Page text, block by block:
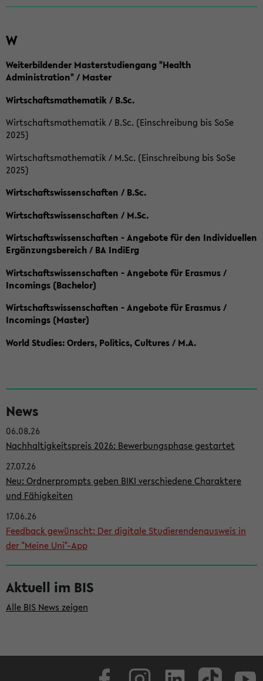
W
Weiterbildender Masterstudiengang "Health
Administration" / Master
Wirtschaftsmathematik / B.Sc.
Wirtschaftsmathematik / B.Sc. (Einschreibung bis SoSe
2025)
Wirtschaftsmathematik / M.Sc. (Einschreibung bis SoSe
2025)
Wirtschaftswissenschaften / B.Sc.
Wirtschaftswissenschaften / M.Sc.
Wirtschaftswissenschaften - Angebote für den Individuellen
Ergänzungsbereich / BA IndiErg
Wirtschaftswissenschaften - Angebote für Erasmus /
Incomings (Bachelor)
Wirtschaftswissenschaften - Angebote für Erasmus /
Incomings (Master)
World Studies: Orders, Politics, Cultures / M.A.
e
i
t
e
n
l
e
i
s
t
e
News
06.08.26
Nachhaltigkeitspreis 2026: Bewerbungsphase gestartet
27.07.26
Neu: Ordnerprompts geben BIKI verschiedene Charaktere
und Fähigkeiten
17.06.26
Feedback gewünscht: Der digitale Studierendenausweis in
der "Meine Uni"-App
Aktuell im BIS
Alle BIS News zeigen